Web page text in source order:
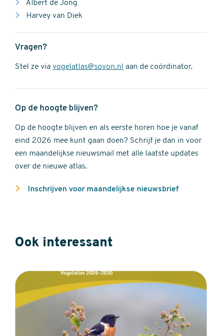
Albert de Jong
Harvey van Diek
Vragen?
Stel ze via vogelatlas@sovon.nl aan de coördinator.
Op de hoogte blijven?
Op de hoogte blijven en als eerste horen hoe je vanaf
eind 2026 mee kunt gaan doen? Schrijf je dan in voor
een maandelijkse nieuwsmail met alle laatste updates
over de nieuwe atlas.
Inschrijven voor maandelijkse nieuwsbrief
Ook interessant